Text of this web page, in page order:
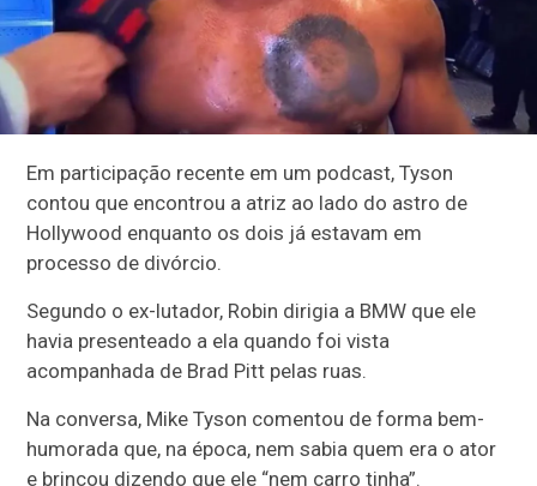
Em participação recente em um podcast, Tyson
contou que encontrou a atriz ao lado do astro de
Hollywood enquanto os dois já estavam em
processo de divórcio.
Segundo o ex-lutador, Robin dirigia a BMW que ele
havia presenteado a ela quando foi vista
acompanhada de Brad Pitt pelas ruas.
Na conversa, Mike Tyson comentou de forma bem-
humorada que, na época, nem sabia quem era o ator
e brincou dizendo que ele “nem carro tinha”.